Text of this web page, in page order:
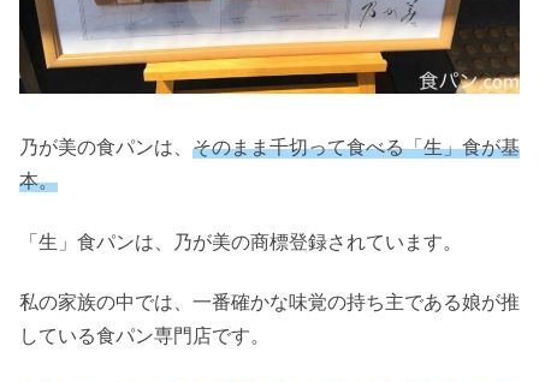
乃が美の食パンは、 そのまま千切って食べる「生」食が基
本。
「生」食パンは、乃が美の商標登録されています。
私の家族の中では、一番確かな味覚の持ち主である娘が推
している食パン専門店です。